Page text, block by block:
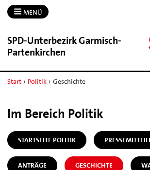
MENÜ
SPD-​Unterbezirk Garmisch-​
Partenkirchen
Start › Politik › Geschichte
Im Bereich Politik
STARTSEITE POLITIK
ANTRÄGE GESCHICHTE